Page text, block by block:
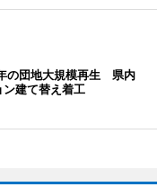
の団地大規模再生 県内
建て替え着工